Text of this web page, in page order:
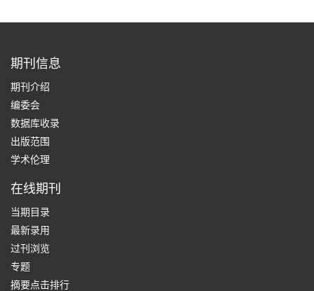
期刊信息
期刊介绍
编委会
数据库收录
出版范围
学术伦理
在线期刊
当期目录
最新录用
过刊浏览
专题
摘要点击排行